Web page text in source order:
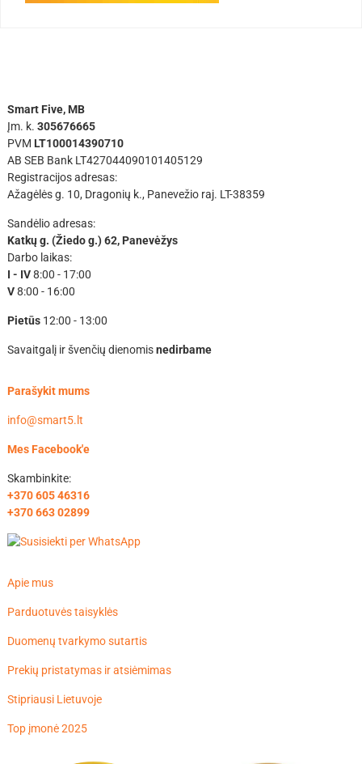
Smart Five, MB
Įm. k. 305676665
PVM LT100014390710
AB SEB Bank LT427044090101405129
Registracijos adresas:
Ažagėlės g. 10, Dragonių k., Panevežio raj. LT-38359
Sandėlio adresas:
Katkų g. (Žiedo g.) 62, Panevėžys
Darbo laikas:
I - IV8:00 - 17:00
V8:00 - 16:00
Pietūs12:00 - 13:00
Savaitgalį ir švenčių dienomisnedirbame
Parašykit mums
info@smart5.lt
Mes Facebook'e
Skambinkite:
+370 605 46316
+370 663 02899
Apie mus
Parduotuvės taisyklės
Duomenų tvarkymo sutartis
Prekių pristatymas ir atsiėmimas
Stipriausi Lietuvoje
Top įmonė 2025